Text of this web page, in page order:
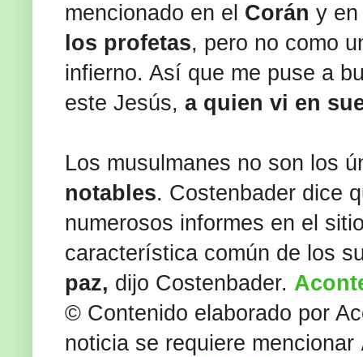
mencionado en el Corán y
los profetas, pero no como
infierno. Así que me puse a
este Jesús, a quien vi en
Los musulmanes no son los
notables. Costenbader dice
numerosos informes en el
característica común de los
paz, dijo Costenbader.
© Contenido elaborado por
noticia se requiere mencionar